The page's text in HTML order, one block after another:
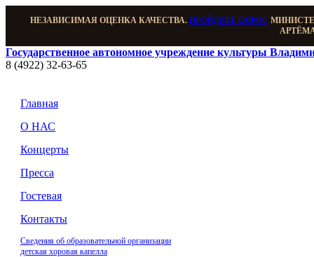
НЕЗАВИСИМАЯ ОЦЕНКА КАЧЕСТВА. ПРОЙДИТЕ ОПРОС
Государственное автономное учреждение культуры
8 (4922) 32-63-65
Главная
О НАС
Концерты
Пресса
Гостевая
Контакты
Сведения об образовательной организации
детская хоровая капелла